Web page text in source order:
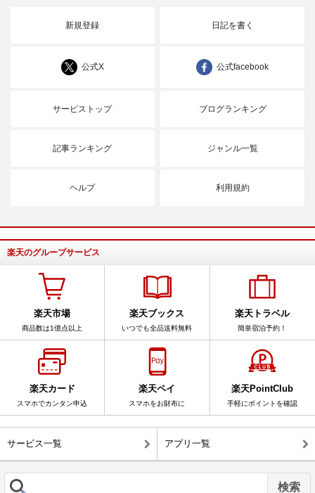
新規登録 日記を書く
公式X 公式facebook
サービストップ ブログランキング
記事ランキング ジャンル一覧
ヘルプ 利用規約
楽天のグループサービス
楽天市場
商品数は1億点以上
楽天ブックス
いつでも全品送料無料
楽天トラベル
簡単宿泊予約！
楽天カード
スマホでカンタン申込
楽天ペイ
スマホをお財布に
楽天PointClub
手軽にポイントを確認
サービス一覧 アプリ一覧